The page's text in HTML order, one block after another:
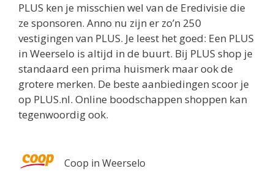
PLUS ken je misschien wel van de Eredivisie die
ze sponsoren. Anno nu zijn er zo’n 250
vestigingen van PLUS. Je leest het goed: Een PLUS
in Weerselo is altijd in de buurt. Bij PLUS shop je
standaard een prima huismerk maar ook de
grotere merken. De beste aanbiedingen scoor je
op PLUS.nl. Online boodschappen shoppen kan
tegenwoordig ook.
Coop in Weerselo